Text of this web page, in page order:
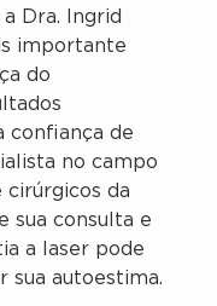
Dra. Ingrid
importante
do
confiança de
no campo
da
sua consulta e
a laser pode
sua autoestima.